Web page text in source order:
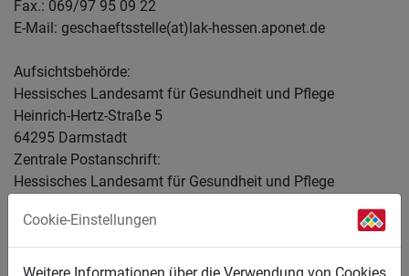
Fax.: 069/97 95 09 22
E-Mail: geschaeftsstelle(at)lak-hessen.aponet.de
Aufsichtsbehörde:
Hessisches Landesamt für Gesundheit und Pflege
Heinrich-Hertz-Straße 5
64295 Darmstadt
Zentrale Postanschrift:
Hessisches Landesamt für Gesundheit und Pflege
64218 Darmstadt
https://hlfgp.hessen.de
Cookie-Einstellungen
Weitere Informationen über die Verwendung von Cookies